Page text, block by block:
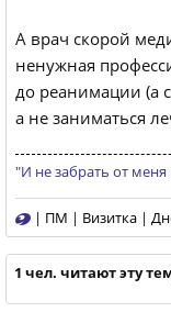
А врач скорой
ненужная
до реанимации (а
а не заниматься
"И не забрать от меня
| ПМ | Визитка |
1 чел. читают эту